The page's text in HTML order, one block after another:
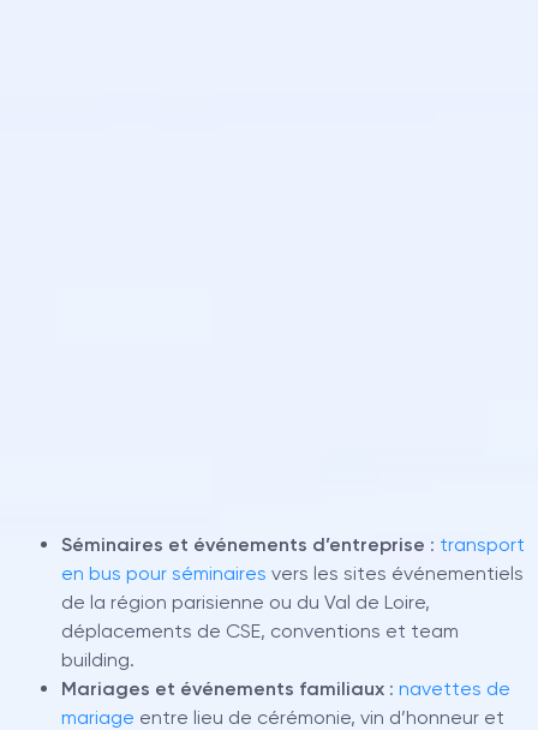
Séminaires et événements d’entreprise : transport
en bus pour séminaires vers les sites événementiels
de la région parisienne ou du Val de Loire,
déplacements de CSE, conventions et team
building.
Mariages et événements familiaux: navettes de
mariage entre lieu de cérémonie, vin d’honneur et